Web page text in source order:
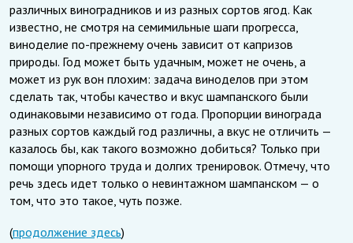
различных виноградников и из разных сортов ягод. Как
известно, не смотря на семимильные шаги прогресса,
виноделие по-прежнему очень зависит от капризов
природы. Год может быть удачным, может не очень, а
может из рук вон плохим: задача виноделов при этом
сделать так, чтобы качество и вкус шампанского были
одинаковыми независимо от года. Пропорции винограда
разных сортов каждый год различны, а вкус не отличить —
казалось бы, как такого возможно добиться? Только при
помощи упорного труда и долгих тренировок. Отмечу, что
речь здесь идет только о невинтажном шампанском — о
том, что это такое, чуть позже.
(продолжение здесь)